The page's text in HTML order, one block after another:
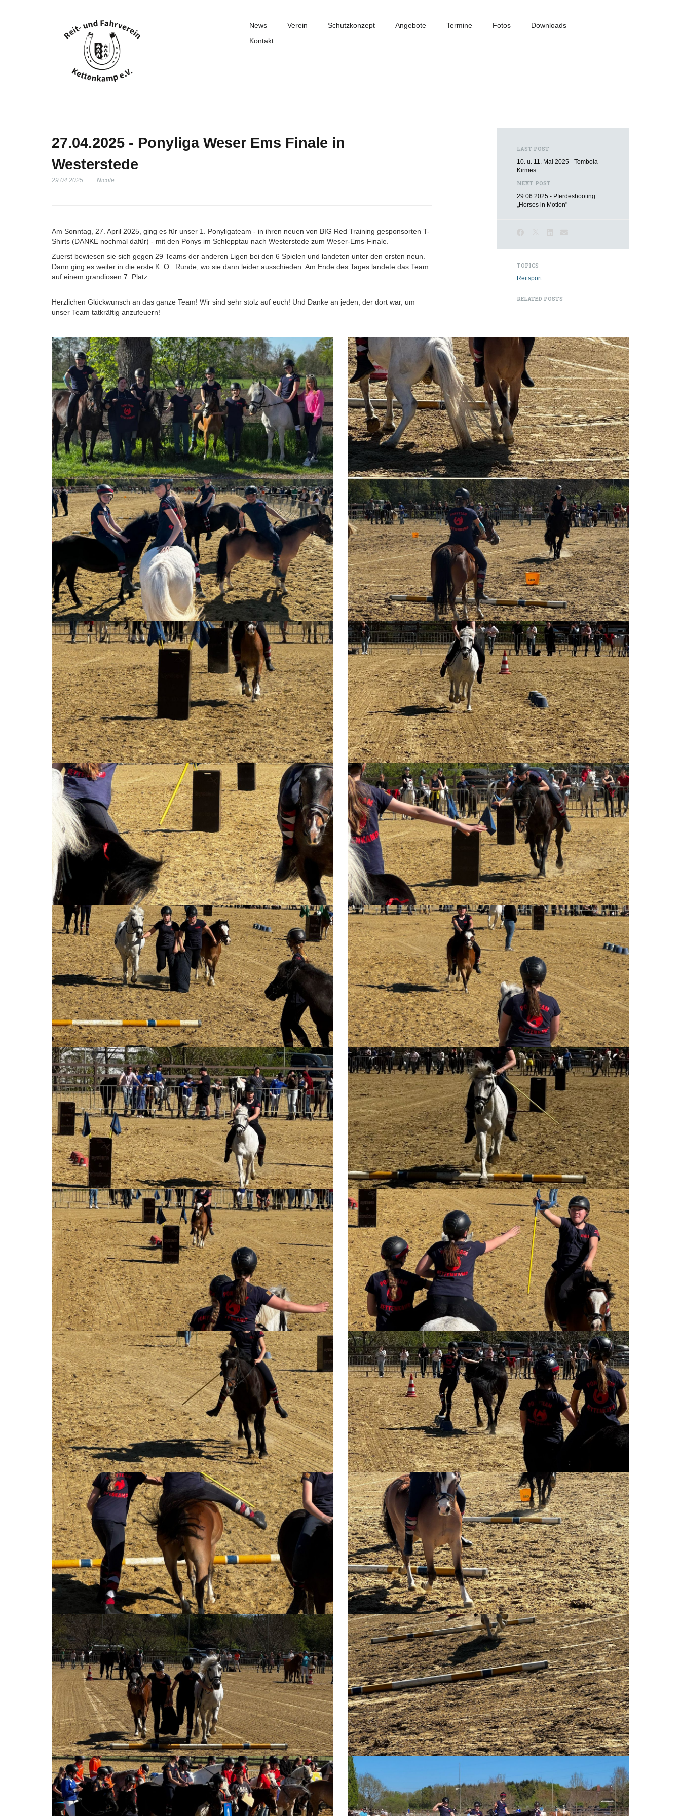
News Verein Schutzkonzept Angebote Termine Fotos
Downloads
Kontakt
27.04.2025 - Ponyliga Weser Ems Finale in
Westerstede
29.04.2025 Nicole
Am Sonntag, 27. April 2025, ging es für unser 1. Ponyligateam - in ihren neuen von BIG Red Training gesponsorten T-
Shirts (DANKE nochmal dafür) - mit den Ponys im Schlepptau nach Westerstede zum Weser-Ems-Finale.
Zuerst bewiesen sie sich gegen 29 Teams der anderen Ligen bei den 6 Spielen und landeten unter den ersten neun.
Dann ging es weiter in die erste K. O. Runde, wo sie dann leider ausschieden. Am Ende des Tages landete das Team
auf einem grandiosen 7. Platz.
Herzlichen Glückwunsch an das ganze Team! Wir sind sehr stolz auf euch! Und Danke an jeden, der dort war, um
unser Team tatkräftig anzufeuern!
LAST POST
10. u. 11. Mai 2025 - Tombola
Kirmes
NEXT POST
29.06.2025 - Pferdeshooting
„Horses in Motion"
TOPICS
Reitsport
RELATED POSTS